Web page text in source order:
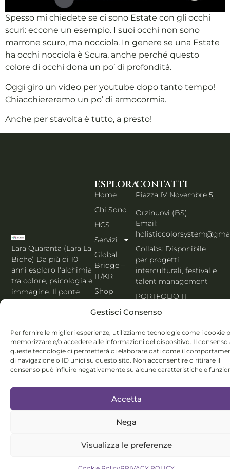
Gestisci Consenso
Per fornire le migliori esperienze, utilizziamo tecnologie come i cookie
memorizzare e/o accedere alle informazioni del dispositivo. Il consenso
queste tecnologie ci permetterà di elaborare dati come il
di navigazione o ID unici su questo sito. Non acconsentire o ritirare il
consenso può influire negativamente su alcune caratteristiche e
Accetta
Nega
Visualizza le preferenze
Spesso mi chiedete se ci sono Estate con gli occhi
scuri: eccone un esempio. I suoi occhi non sono
marrone scuro, ma nocciola. In genere se una Estate
ha occhi nocciola è Scura, anche perché questo
colore di occhi dona un po’ di profondità.
Oggi giro un video per youtube dopo tanto tempo!
Chiacchiereremo un po’ di armocormia.
Anche per stavolta è tutto, a presto!
Lara Quaranta (Lara La
Biche) Da più di 10
anni esploro l'alchimia
tra colore, psicologia e
immagine. Il ponte
MBTI, Enneagramma &
Holistic Color
System®.
ESPLORA
Home
Chi Sono
HCS
Servizi
Global
Bridge –
IT/KR
Shop
Italiano
CONTATTI
Piazza IV Novembre 5,
Orzinuovi (BS)
Email:
Collabs: Disponibile
per progetti
interculturali, festival e
talent management
PORTFOLIO IT
© Lara Quaranta | P.IVA 03960300980 | 2026 All Rights